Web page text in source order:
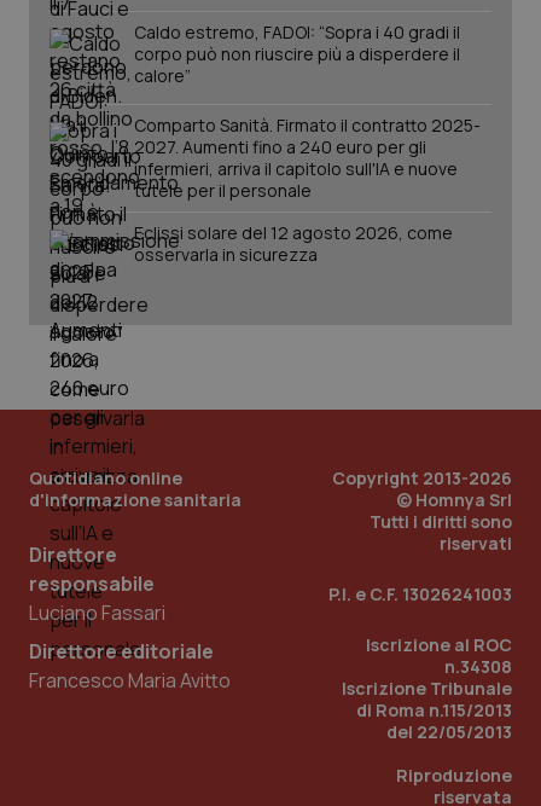
Caldo estremo, FADOI: “Sopra i 40 gradi il
corpo può non riuscire più a disperdere il
calore”
Comparto Sanità. Firmato il contratto 2025-
2027. Aumenti fino a 240 euro per gli
infermieri, arriva il capitolo sull'IA e nuove
tutele per il personale
Eclissi solare del 12 agosto 2026, come
osservarla in sicurezza
Quotidiano online
d'informazione sanitaria
Direttore
responsabile
Luciano Fassari
Direttore editoriale
Francesco Maria Avitto
Copyright 2013-2026
© Homnya Srl
Tutti i diritti sono
riservati
P.I. e C.F. 13026241003
Iscrizione al ROC
n.34308
Iscrizione Tribunale
di Roma n.115/2013
del 22/05/2013
Riproduzione
riservata
PHPSESSID
www.quotidianosanita.it